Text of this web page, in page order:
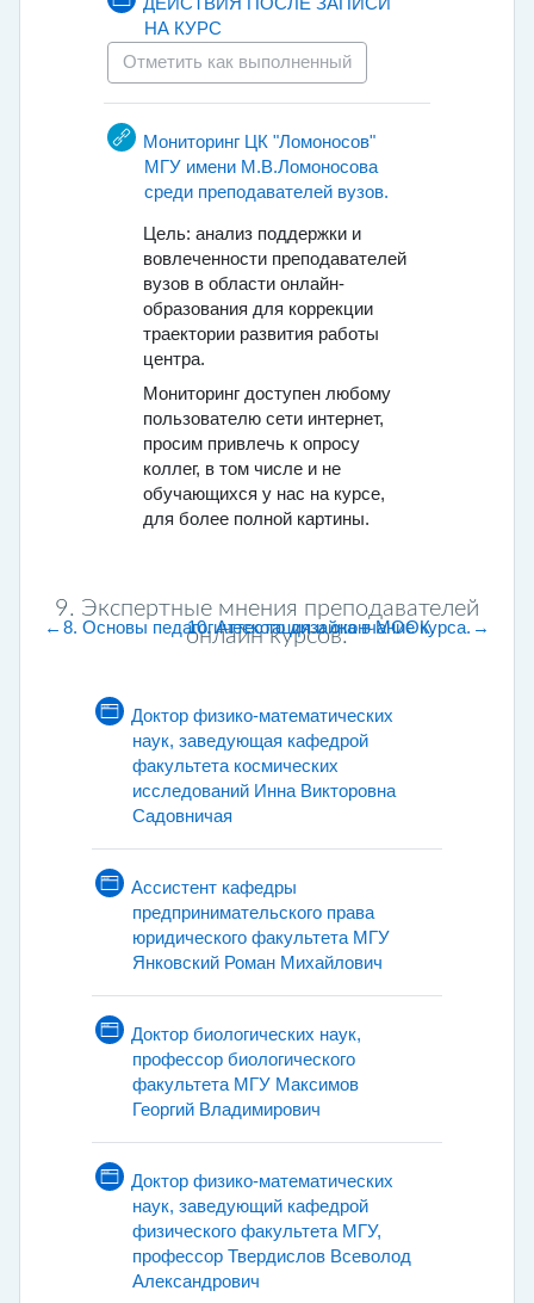
НА КУРССтраница
Отметить как выполненный
Мониторинг ЦК "Ломоносов"
МГУ имени М.В.Ломоносова
среди преподавателей вузов.Гиперссылка
Цель: анализ поддержки и
вовлеченности преподавателей
вузов в области онлайн-
образования для коррекции
траектории развития работы
центра.
Мониторинг доступен любому
пользователю сети интернет,
просим привлечь к опросу
коллег, в том числе и не
обучающихся у нас на курсе,
для более полной картины.
← 8. Основы педагогического дизайна в МООК.
10. Аттестация и окончание курса. →
9. Экспертные мнения преподавателей
онлайн курсов.
Доктор физико-математических
наук, заведующая кафедрой
факультета космических
исследований Инна Викторовна
СадовничаяСтраница
Ассистент кафедры
предпринимательского права
юридического факультета МГУ
Янковский Роман МихайловичСтраница
Доктор биологических наук,
профессор биологического
факультета МГУ Макcимов
Георгий ВладимировичСтраница
Доктор физико-математических
наук, заведующий кафедрой
физического факультета МГУ,
профессор Твердислов Всеволод
АлександровичСтраница